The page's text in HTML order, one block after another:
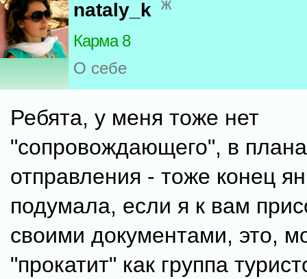
nataly_k ж
Карма 8
О себе
Ребята, у меня тоже нет
"сопровождающего", в
отправления - тоже конец
подумала, если я к вам
своими документами, это,
"прокатит" как группа